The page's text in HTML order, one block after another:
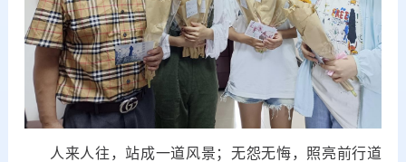
人来人往，站成一道风景；无怨无悔，照亮前行道